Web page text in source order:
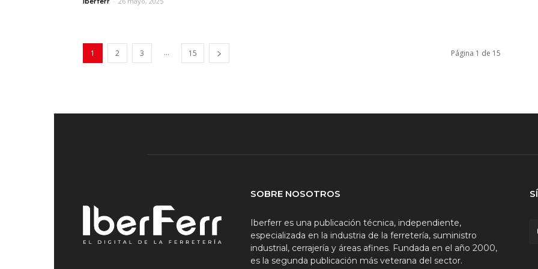
1 2 3 ... 15 Página 1 de 15
SOBRE NOSOTROS
Iberferr es una publicación técnica, independiente,
especializada en la industria de la ferretería, suministro
industrial, cerrajería y áreas afines. Fundada en el año 2000,
es la segunda publicación más veterana del sector.